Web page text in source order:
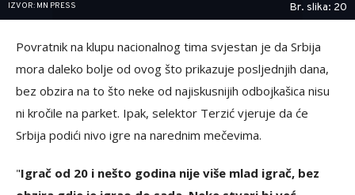
IZVOR: MN PRESS Br. slika: 20
Povratnik na klupu nacionalnog tima svjestan je da Srbija
mora daleko bolje od ovog što prikazuje posljednjih dana,
bez obzira na to što neke od najiskusnijih odbojkašica nisu
ni kročile na parket. Ipak, selektor Terzić vjeruje da će
Srbija podići nivo igre na narednim mečevima.
"Igrač od 20 i nešto godina nije više mlad igrač, bez